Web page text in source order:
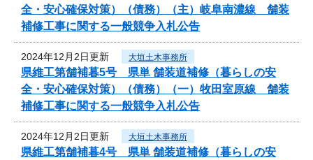
全・安心確保対策）（債務）（主）岐阜南濃線 舗装
補修工事に関する一般競争入札公告
2024年12月2日更新 大垣土木事務所
県維工第舗補暮5号 県単 舗装道補修（暮らしの安
全・安心確保対策）（債務）（一）牧田室原線 舗装
補修工事に関する一般競争入札公告
2024年12月2日更新 大垣土木事務所
県維工第舗補暮4号 県単 舗装道補修（暮らしの安